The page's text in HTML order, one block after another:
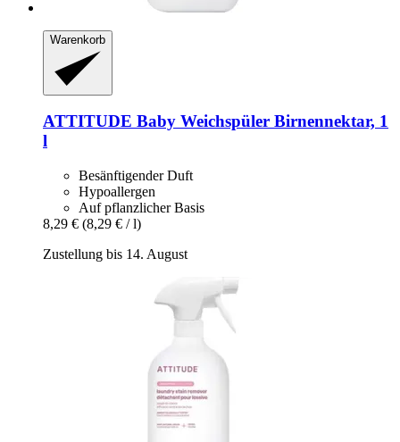
Warenkorb
ATTITUDE Baby Weichspüler Birnennektar, 1
l
Besänftigender Duft
Hypoallergen
Auf pflanzlicher Basis
8,29 € (8,29 € / l)
Zustellung bis 14. August